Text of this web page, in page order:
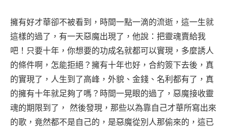
擁有好才華卻不被看到，時間一點一滴的流逝，這一生就
這樣的過了，有一天惡魔出現了，他說：把靈魂賣給我
吧！只要十年，你想要的功成名就都可以實現，多麼誘人
的條件啊，怎能拒絕？擁有十年也好，合約簽下去後，真
的實現了，人生到了高峰，外貌、金錢、名利都有了，真
的擁有十年就足夠了嗎？時間一晃眼的過了，惡魔接收靈
魂的期限到了， 然後發現，那些以為靠自己才華所寫出來
的歌，竟然都不是自己的，是惡魔從別人那偷來的，這已